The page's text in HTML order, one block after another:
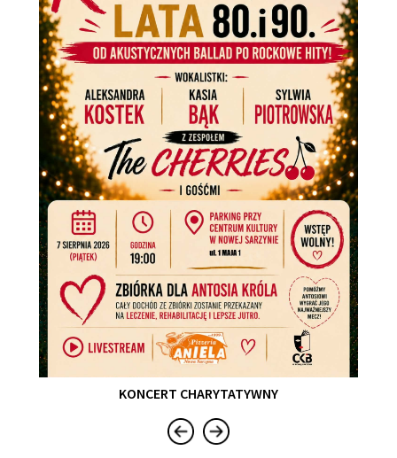
KONCERT CHARYTATYWNY